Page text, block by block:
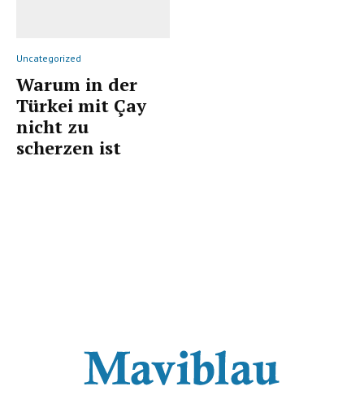
Uncategorized
Warum in der
Türkei mit Çay
nicht zu
scherzen ist